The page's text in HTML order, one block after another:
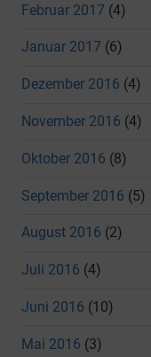
Februar 2017 (4)
Januar 2017 (6)
Dezember 2016 (4)
November 2016 (4)
Oktober 2016 (8)
September 2016 (5)
August 2016 (2)
Juli 2016 (4)
Juni 2016 (10)
Mai 2016 (3)